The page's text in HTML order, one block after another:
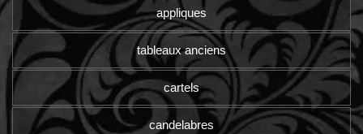
appliques
tableaux anciens
cartels
candelabres